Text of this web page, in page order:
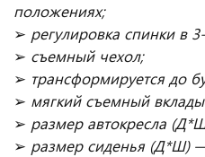
положениях;
➢ регулировка спинки в
➢ съемный чехол;
➢ трансформируется до
➢ мягкий съемный
➢ размер автокресла
➢ размер сиденья (Д*Ш)